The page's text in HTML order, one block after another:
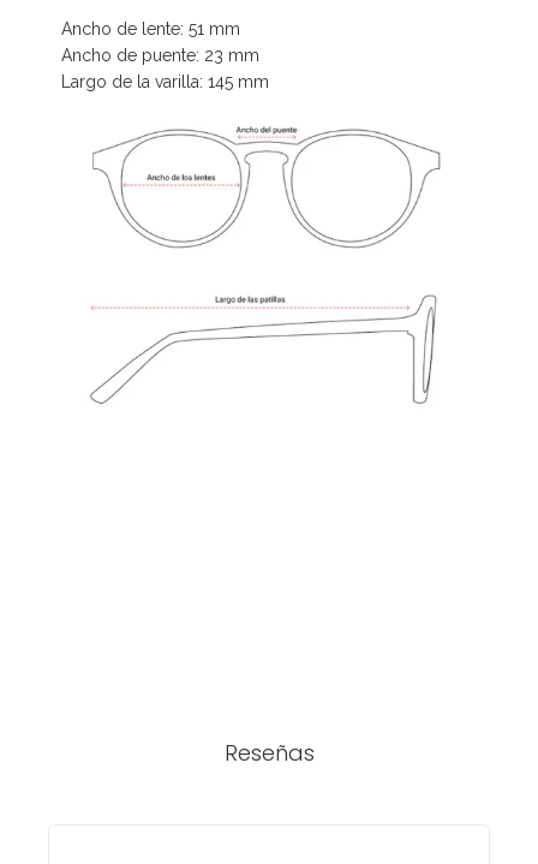
Ancho de lente: 51 mm
Ancho de puente: 23 mm
Largo de la varilla: 145 mm
Reseñas